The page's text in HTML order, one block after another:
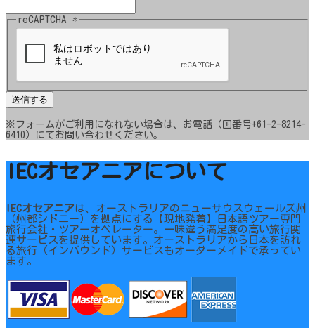
reCAPTCHA*
送信する
※フォームがご利用になれない場合は、お電話（国番号+61-2-8214-
6410）にてお問い合わせください。
IECオセアニアについて
IECオセアニアは、オーストラリアのニューサウスウェールズ州
（州都シドニー）を拠点にする【現地発着】日本語ツアー専門
旅行会社・ツアーオペレーター。一味違う満足度の高い旅行関
連サービスを提供しています。オーストラリアから日本を訪れ
る旅行（インバウンド）サービスもオーダーメイドで承ってい
ます。